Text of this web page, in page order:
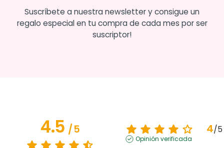
Suscríbete a nuestra newsletter y consigue un
regalo especial en tu compra de cada mes por ser
suscriptor!
4.5/5 4/5
Opinión verificada